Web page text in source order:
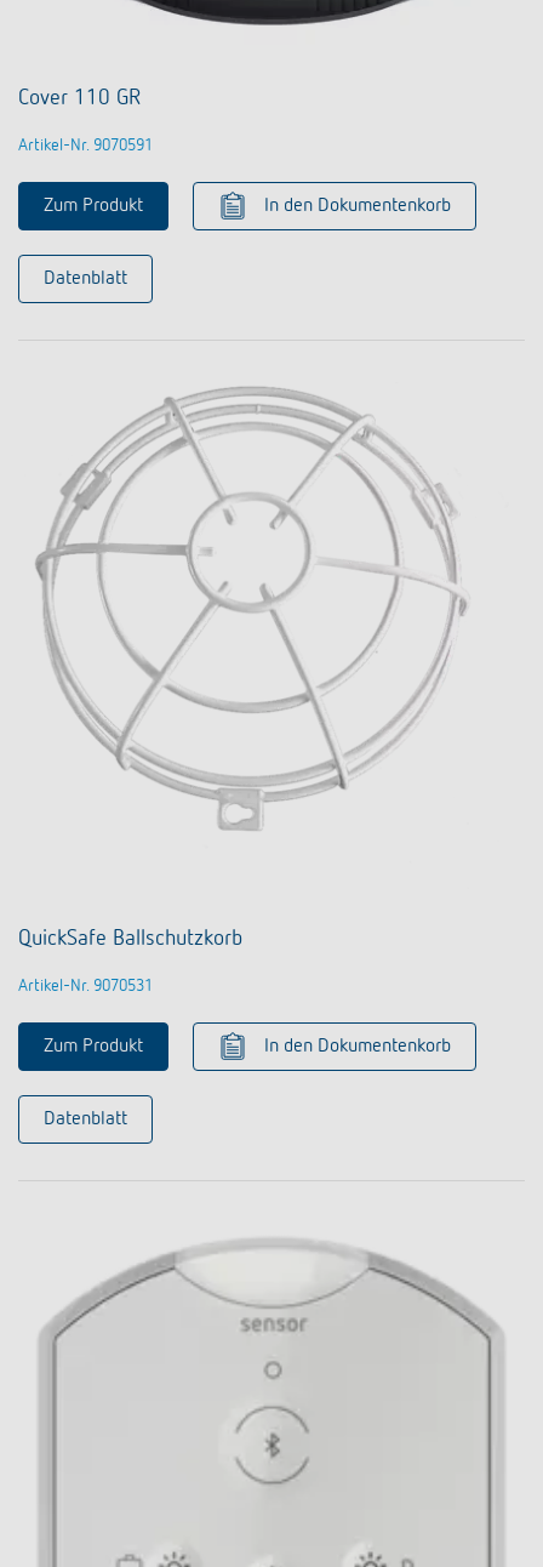
Cover 110 GR
Artikel-Nr. 9070591
Zum Produkt In den Dokumentenkorb
Datenblatt
QuickSafe Ballschutzkorb
Artikel-Nr. 9070531
Zum Produkt In den Dokumentenkorb
Datenblatt